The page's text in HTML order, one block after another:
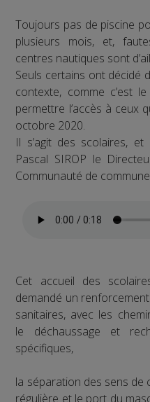
Toujours pas de piscine
plusieurs mois, et,
centres nautiques sont
Seuls certains ont décidé
contexte, comme c’est
permettre l’accès à ceux
octobre 2020.
Il s’agit des scolaires,
Pascal SIROP le
Communauté de
Cet accueil des
demandé un
sanitaires, avec les
le déchaussage et
spécifiques,
la séparation des sens de
régulière et le port du